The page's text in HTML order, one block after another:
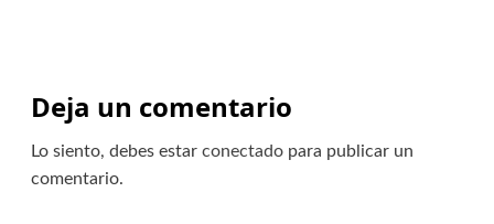
Deja un comentario
Lo siento, debes estar conectadopara publicar un
comentario.